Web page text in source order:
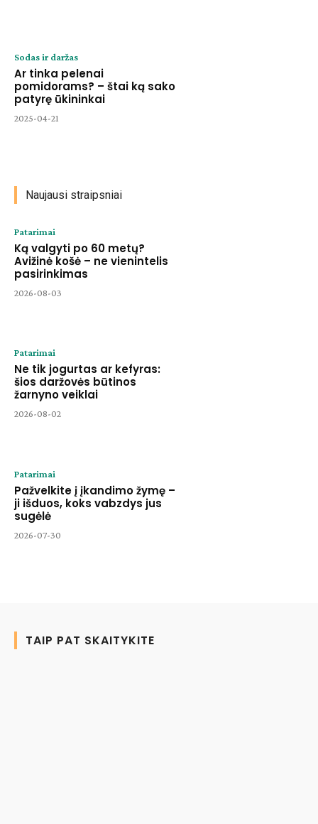
Sodas ir daržas
Ar tinka pelenai
pomidorams? – štai ką sako
patyrę ūkininkai
2025-04-21
Naujausi straipsniai
Patarimai
Ką valgyti po 60 metų?
Avižinė košė – ne vienintelis
pasirinkimas
2026-08-03
Patarimai
Ne tik jogurtas ar kefyras:
šios daržovės būtinos
žarnyno veiklai
2026-08-02
Patarimai
Pažvelkite į įkandimo žymę –
ji išduos, koks vabzdys jus
sugėlė
2026-07-30
TAIP PAT SKAITYKITE